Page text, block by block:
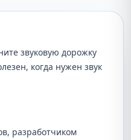
звуковую дорожку
когда нужен звук
разработчиком